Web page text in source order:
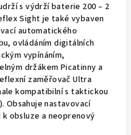
s výdrží baterie 200 – 2
Sight je také vybaven
automatického
ovládáním digitálních
vypínáním,
držákem Picatinny a
zaměřovač Ultra
kompatibilní s taktickou
Obsahuje nastavovací
obsluze a neoprenový